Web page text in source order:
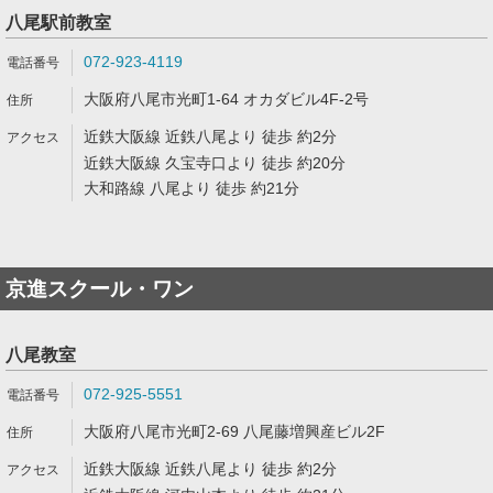
八尾駅前教室
072-923-4119
大阪府八尾市光町1-64 オカダビル4F-2号
近鉄大阪線 近鉄八尾より 徒歩 約2分
近鉄大阪線 久宝寺口より 徒歩 約20分
大和路線 八尾より 徒歩 約21分
京進スクール・ワン
八尾教室
072-925-5551
大阪府八尾市光町2-69 八尾藤増興産ビル2F
近鉄大阪線 近鉄八尾より 徒歩 約2分